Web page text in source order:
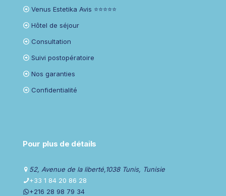
Venus Estetika Avis ⭐⭐⭐⭐⭐
Hôtel de séjour
Consultation
Suivi postopératoire
Nos garanties
Confidentialité
Pour plus de détails
52, Avenue de la liberté,1038 Tunis, Tunisie
+33 1 84 20 86 28
+216 28 98 79 34